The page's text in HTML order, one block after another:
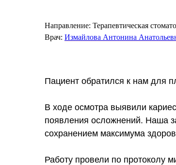
Направление: Терапевтическая
Врач: Измайлова Антонина
Пациент обратился к нам для
В ходе осмотра выявили
появления осложнений. Наша
сохранением максимума
Работу провели по протоколу